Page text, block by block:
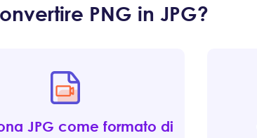
PNG in JPG?
JPG come formato di